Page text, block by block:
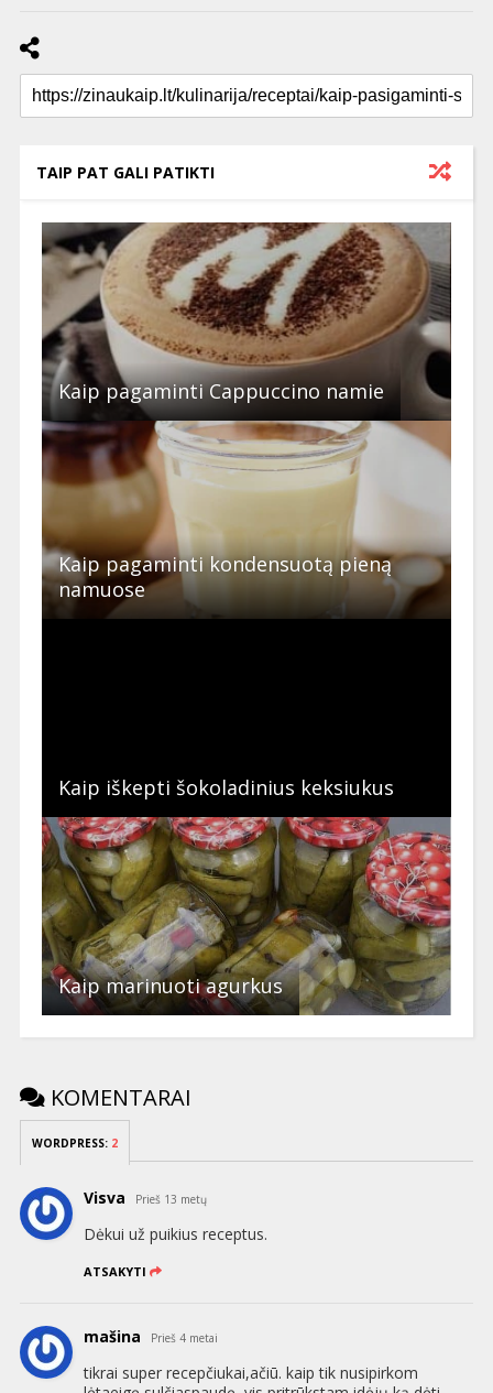
TAIP PAT GALI PATIKTI
Kaip pagaminti Cappuccino namie
Kaip pagaminti kondensuotą pieną
namuose
Kaip iškepti šokoladinius keksiukus
Kaip marinuoti agurkus
KOMENTARAI
WORDPRESS: 2
Visva Prieš 13 metų
Dėkui už puikius receptus.
ATSAKYTI
mašina Prieš 4 metai
tikrai super recepčiukai,ačiū. kaip tik nusipirkom